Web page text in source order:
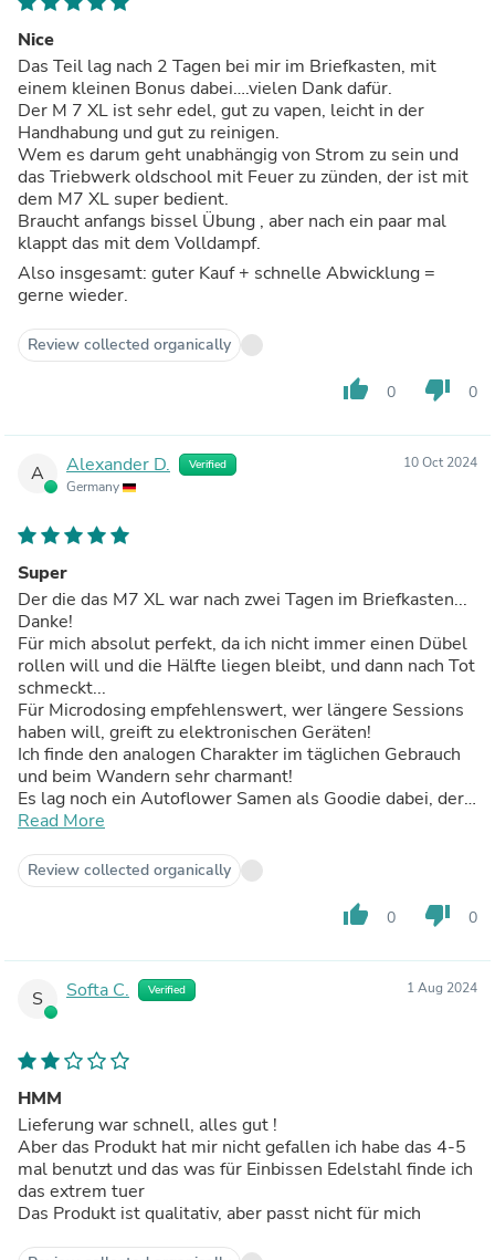
Nice
Das Teil lag nach 2 Tagen bei mir im Briefkasten, mit
einem kleinen Bonus dabei….vielen Dank dafür.
Der M 7 XL ist sehr edel, gut zu vapen, leicht in der
Handhabung und gut zu reinigen.
Wem es darum geht unabhängig von Strom zu sein und
das Triebwerk oldschool mit Feuer zu zünden, der ist mit
dem M7 XL super bedient.
Braucht anfangs bissel Übung , aber nach ein paar mal
klappt das mit dem Volldampf.
Also insgesamt: guter Kauf + schnelle Abwicklung =
gerne wieder.
Review collected organically
thumb_up 0 thumb_down 0
A Alexander D. Verified
Germany
10 Oct 2024
Super
Der die das M7 XL war nach zwei Tagen im Briefkasten...
Danke!
Für mich absolut perfekt, da ich nicht immer einen Dübel
rollen will und die Hälfte liegen bleibt, und dann nach Tot
schmeckt...
Für Microdosing empfehlenswert, wer längere Sessions
haben will, greift zu elektronischen Geräten!
Ich finde den analogen Charakter im täglichen Gebrauch
und beim Wandern sehr charmant!
Es lag noch ein Autoflower Samen als Goodie dabei, der
bald unters Kunstlicht darf, vielen vielen Dank!
Read More
Review collected organically
thumb_up 0 thumb_down 0
S Softa C. Verified 1 Aug 2024
HMM
Lieferung war schnell, alles gut !
Aber das Produkt hat mir nicht gefallen ich habe das 4-5
mal benutzt und das was für Einbissen Edelstahl finde ich
das extrem tuer
Das Produkt ist qualitativ, aber passt nicht für mich